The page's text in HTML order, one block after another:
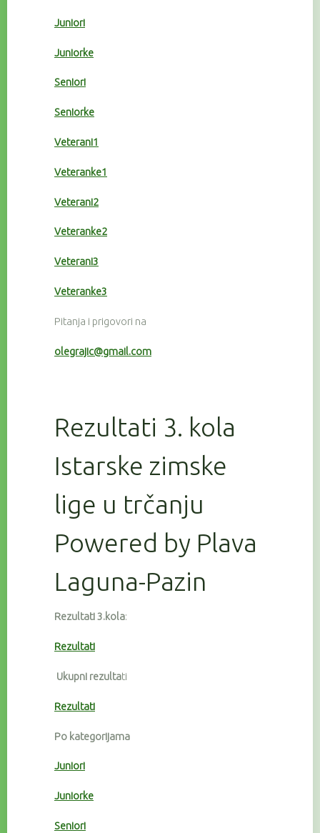
Juniori
Juniorke
Seniori
Seniorke
Veterani1
Veteranke1
Veterani2
Veteranke2
Veterani3
Veteranke3
Pitanja i prigovori na
olegrajic@gmail.com
Rezultati 3. kola
Istarske zimske
lige u trčanju
Powered by Plava
Laguna-Pazin
Rezultati 3.kola:
Rezultati
Ukupni rezultati
Rezultati
Po kategorijama
Juniori
Juniorke
Seniori